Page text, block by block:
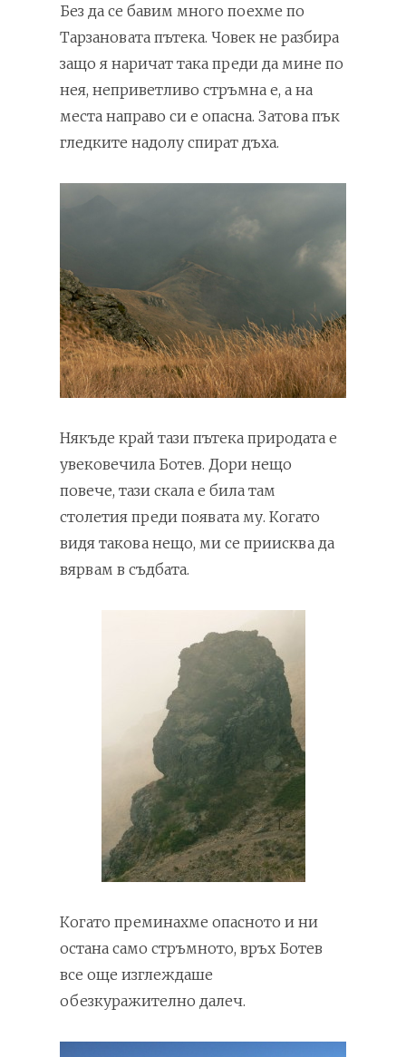
Без да се бавим много поехме по
Тарзановата пътека. Човек не разбира
защо я наричат така преди да мине по
нея, неприветливо стръмна е, а на
места направо си е опасна. Затова пък
гледките надолу спират дъха.
Някъде край тази пътека природата е
увековечила Ботев. Дори нещо
повече, тази скала е била там
столетия преди появата му. Когато
видя такова нещо, ми се приисква да
вярвам в съдбата.
Когато преминахме опасното и ни
остана само стръмното, връх Ботев
все още изглеждаше
обезкуражително далеч.